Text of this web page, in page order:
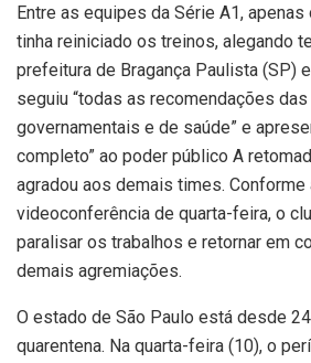
Entre as equipes da Série A1, apenas
tinha reiniciado os treinos, alegando
prefeitura de Bragança Paulista (SP)
seguiu “todas as recomendações
governamentais e de saúde” e
completo” ao poder público A
agradou aos demais times. Conforme
videoconferência de quarta-feira, o
paralisar os trabalhos e retornar em
demais agremiações.
O estado de São Paulo está desde
quarentena. Na quarta-feira (10), o